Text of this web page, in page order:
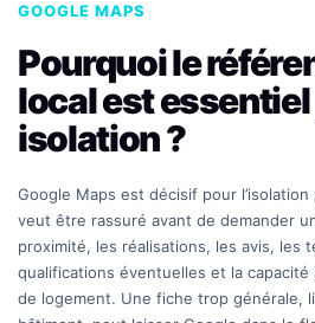
GOOGLE MAPS
Pourquoi le
local est
isolation ?
Google Maps est décisif pour
veut être rassuré avant de demander
proximité, les réalisations, les avis, les
qualifications éventuelles et la
de logement. Une fiche trop générale,